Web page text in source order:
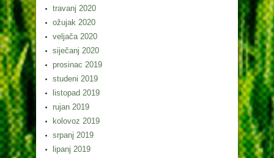
travanj 2020
ožujak 2020
veljača 2020
siječanj 2020
prosinac 2019
studeni 2019
listopad 2019
rujan 2019
kolovoz 2019
srpanj 2019
lipanj 2019